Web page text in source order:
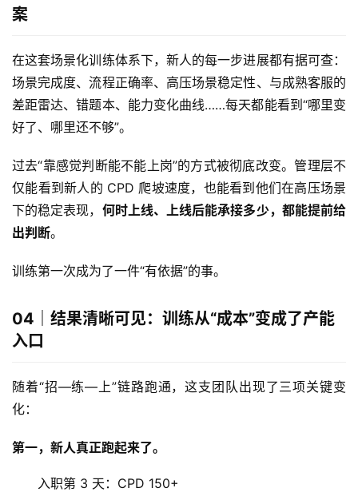
案
在这套场景化训练体系下，新人的每一步进展都有据可查：
场景完成度、流程正确率、高压场景稳定性、与成熟客服的
差距雷达、错题本、能力变化曲线……每天都能看到“哪里变
好了、哪里还不够”。
过去“靠感觉判断能不能上岗”的方式被彻底改变。管理层不
仅能看到新人的 CPD 爬坡速度，也能看到他们在高压场景
下的稳定表现， 何时上线、上线后能承接多少，都能提前给
出判断。
训练第一次成为了一件“有依据”的事。
04｜结果清晰可见：训练从“成本”变成了产能
入口
随着“招—练—上”链路跑通，这支团队出现了三项关键变
化：
第一，新人真正跑起来了。
入职第 3 天：CPD 150+